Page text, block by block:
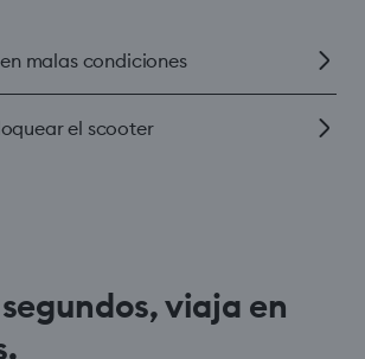
malas condiciones
el scooter
viaja en